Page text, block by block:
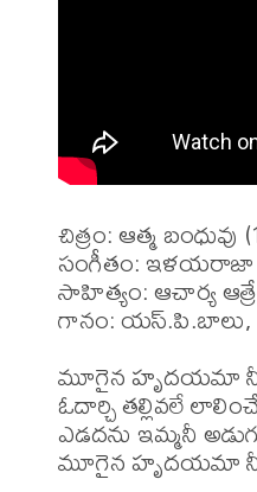
చిత్రం: ఆత్మ బంధువు
సంగీతం: ఇళయరాజా
సాహిత్యం: ఆచార్య
గానం:
మూగైన హృదయమా నీ
ఓదార్చి తల్లివలే లాలించే
ఎడదను ఇమ్మనీ
మూగైన హృదయమా నీ